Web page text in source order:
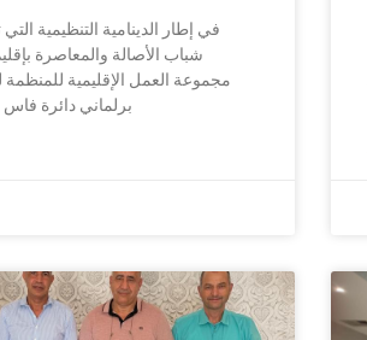
في إطار الدينامية التنظيمية
شباب الأصالة والمعاصرة
مجموعة العمل الإقليمية للمنظمة
برلماني دائرة فاس